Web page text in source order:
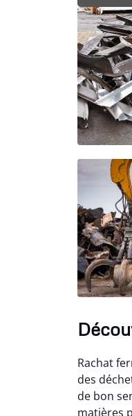
Rachat
des
de bon
matières